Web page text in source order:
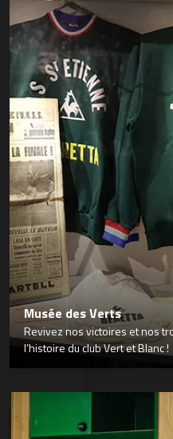
Musée des Verts
Revivez nos victoires et nos
l’histoire du club Vert et Blanc !